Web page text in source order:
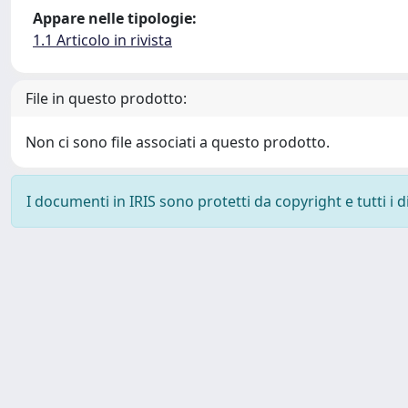
Appare nelle tipologie:
1.1 Articolo in rivista
File in questo prodotto:
Non ci sono file associati a questo prodotto.
I documenti in IRIS sono protetti da copyright e tutti i